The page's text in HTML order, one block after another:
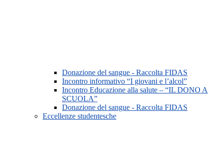
Donazione del sangue - Raccolta FIDAS
Incontro informativo “I giovani e l’alcol”
Incontro Educazione alla salute – “IL DONO A
SCUOLA”
Donazione del sangue - Raccolta FIDAS
Eccellenze studentesche